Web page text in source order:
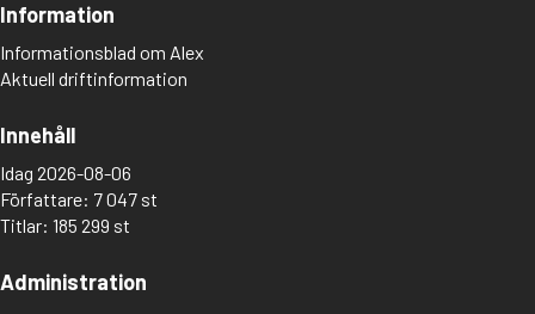
Information
Informationsblad om Alex
Aktuell driftinformation
Innehåll
Idag 2026-08-06
Författare: 7 047 st
Titlar: 185 299 st
Administration